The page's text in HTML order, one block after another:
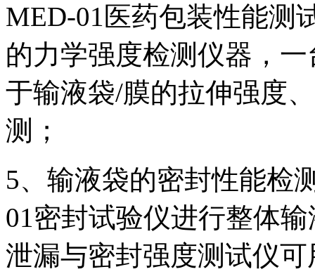
MED-01医药包装性能测
的力学强度检测仪器，
于输液袋/膜的拉伸强度
测；
5、输液袋的密封性能检
01密封试验仪进行整体
泄漏与密封强度测试仪